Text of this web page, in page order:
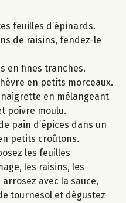
feuilles d’épinards.
de raisins, fendez-le
en fines tranches.
en petits morceaux.
en mélangeant
poivre moulu.
pain d’épices dans un
petits croûtons.
les feuilles
les raisins, les
avec la sauce,
tournesol et dégustez